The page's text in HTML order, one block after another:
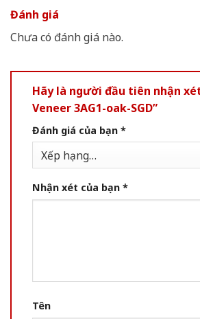
Đánh giá
Chưa có đánh giá nào.
Hãy là người đầu tiên nhận xét
Veneer 3AG1-oak-SGD”
Đánh giá của bạn *
Nhận xét của bạn *
Tên